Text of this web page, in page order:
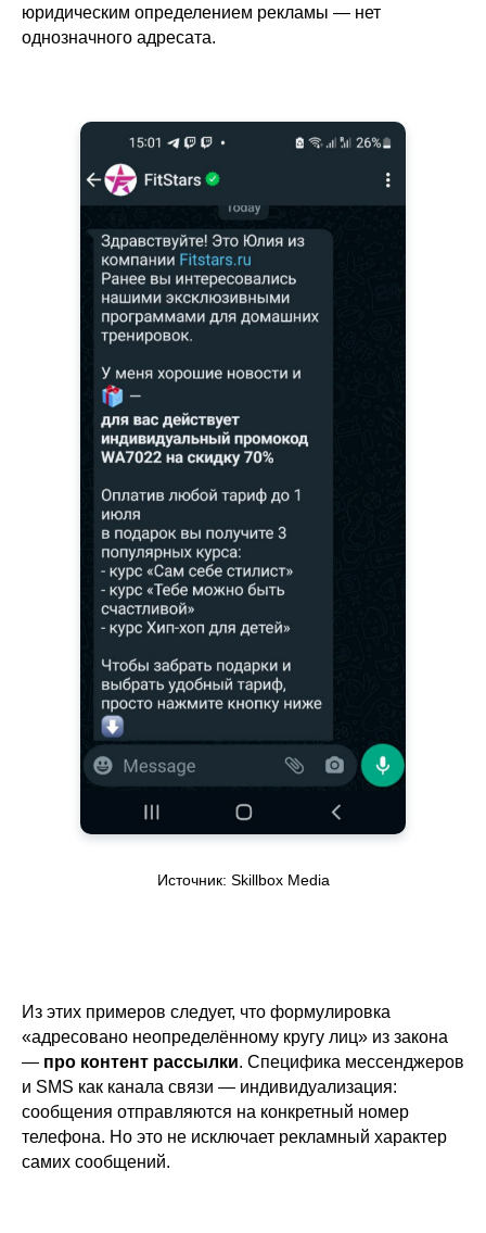
юридическим определением рекламы — нет
однозначного адресата.
Источник: Skillbox Media
Из этих примеров следует, что формулировка
«адресовано неопределённому кругу лиц» из закона
— про контент рассылки. Специфика мессенджеров
и SMS как канала связи — индивидуализация:
сообщения отправляются на конкретный номер
телефона. Но это не исключает рекламный характер
самих сообщений.